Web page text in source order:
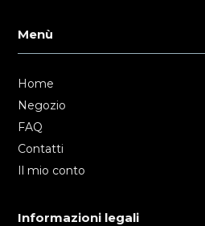
Menù
Home
Negozio
FAQ
Contatti
Il mio conto
Informazioni legali